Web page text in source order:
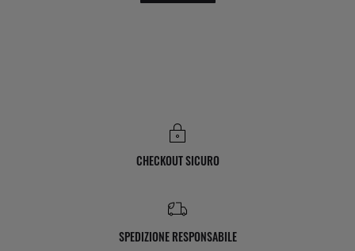
CHECKOUT SICURO
SPEDIZIONE RESPONSABILE